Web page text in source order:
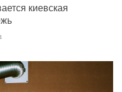
киевская